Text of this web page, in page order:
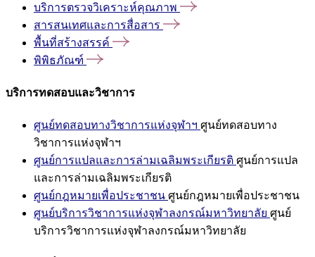
บริการตรวจวิเคราะห์คุณภาพ
สารสนเทศและการสื่อสาร
พื้นที่สร้างสรรค์
พิพิธภัณฑ์
บริการทดสอบและวิชาการ
ศูนย์ทดสอบทางวิชาการแห่งจุฬาฯ ศูนย์ทดสอบทาง
วิชาการแห่งจุฬาฯ
ศูนย์การแปลและการล่ามเฉลิมพระเกียรติ ศูนย์การแปล
และการล่ามเฉลิมพระเกียรติ
ศูนย์กฎหมายเพื่อประชาชน ศูนย์กฎหมายเพื่อประชาชน
ศูนย์บริการวิชาการแห่งจุฬาลงกรณ์มหาวิทยาลัย ศูนย์
บริการวิชาการแห่งจุฬาลงกรณ์มหาวิทยาลัย